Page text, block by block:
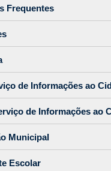
Frequentes
de Informações ao
de Informações ao
Municipal
Escolar